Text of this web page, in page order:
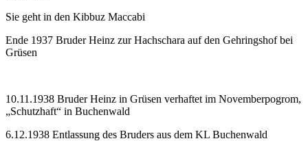
Sie geht in den Kibbuz Maccabi
Ende 1937 Bruder Heinz zur Hachschara auf den Gehringshof bei
Grüsen
10.11.1938 Bruder Heinz in Grüsen verhaftet im Novemberpogrom,
„Schutzhaft“ in Buchenwald
6.12.1938 Entlassung des Bruders aus dem KL Buchenwald